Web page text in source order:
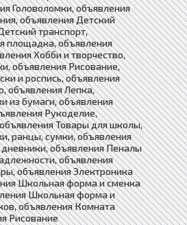
Головоломки, объявления
объявления Детский
транспорт,
площадка, объявления
Хобби и творчество,
объявления Рисование,
и роспись, объявления
объявления Лепка,
из бумаги, объявления
Рукоделие,
Товары для школы,
ранцы, сумки, объявления
объявления Пеналы
объявления
объявления Электроника
Школьная форма и сменка
Школьная форма и
объявления Комната
Рисование